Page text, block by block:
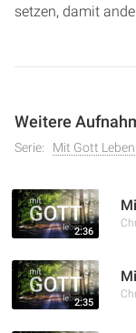
setzen, damit
Weitere
Serie: Mit Gott Leben
2:36
2:35